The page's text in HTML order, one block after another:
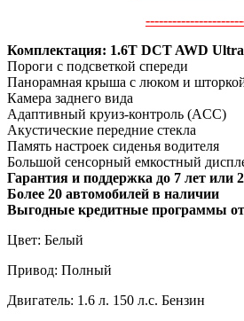
Комплектация: 1.6T DCT AWD Ultra
Пороги с подсветкой спереди
Панорамная крыша с люком и
Камера заднего вида
Адаптивный круиз-контроль (ACC)
Акустические передние стекла
Память настроек сиденья водителя
Большой сенсорный емкостный
Гарантия и поддержка до 7 лет или
Более 20 автомобилей в наличии
Выгодные кредитные программы
Цвет: Белый
Привод: Полный
Двигатель: 1.6 л. 150 л.с. Бензин